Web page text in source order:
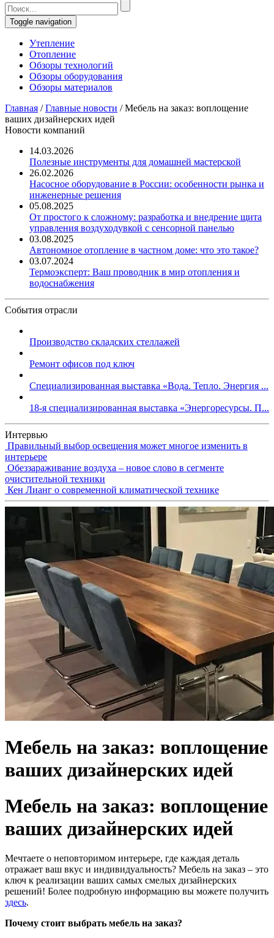
Toggle navigation
Утепление
Отопление
Обзоры технологий
Обзоры оборудования
Обзоры материалов
Главная /Главные новости /Мебель на заказ: воплощение
ваших дизайнерских идей
Новости компаний
14.03.2026
Полезные инструменты для домашней мастерской
26.02.2026
Насосное оборудование в России: особенности рынка и
инженерные решения
05.08.2025
От простого к сложному: разработка и внедрение щита
управления воздуходувкой с сенсорной панелью
03.08.2025
Автономное отопление в частном доме: что это такое?
03.07.2024
Термоэксперт: Ваш проводник в мир отопления и
водоснабжения
События отрасли
Производство складских стеллажей
Ремонт офисов под ключ
Специализированная выставка «Вода. Тепло. Энергия ...
18-я специализированная выставка «Энергоресурсы. П...
Интервью
Правильный выбор освещения может многое изменить в
интерьере
Обеззараживание воздуха – новое слово в сегменте
очистительной техники
Кен Лианг о современной климатической технике
Мебель на заказ: воплощение
ваших дизайнерских идей
Мебель на заказ: воплощение
ваших дизайнерских идей
Мечтаете о неповторимом интерьере, где каждая деталь
отражает ваш вкус и индивидуальность? Мебель на заказ – это
ключ к реализации ваших самых смелых дизайнерских
решений! Более подробную информацию вы можете получить
здесь.
Почему стоит выбрать мебель на заказ?